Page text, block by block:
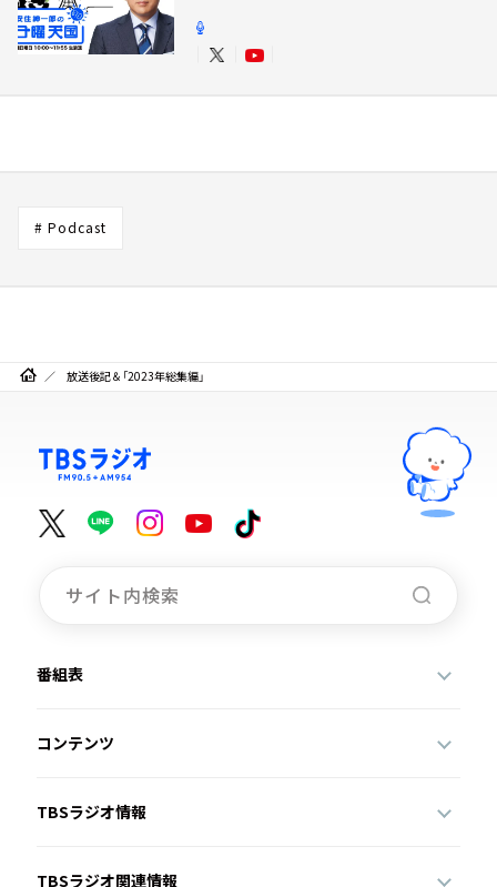
# Podcast
放送後記＆「2023年総集編」
番組表
コンテンツ
TBSラジオ情報
TBSラジオ関連情報